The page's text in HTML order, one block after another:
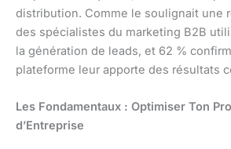
distribution. Comme le soulignait une
des spécialistes du marketing B2B
la génération de leads, et 62 %
plateforme leur apporte des résultats
Les Fondamentaux : Optimiser Ton
d’Entreprise